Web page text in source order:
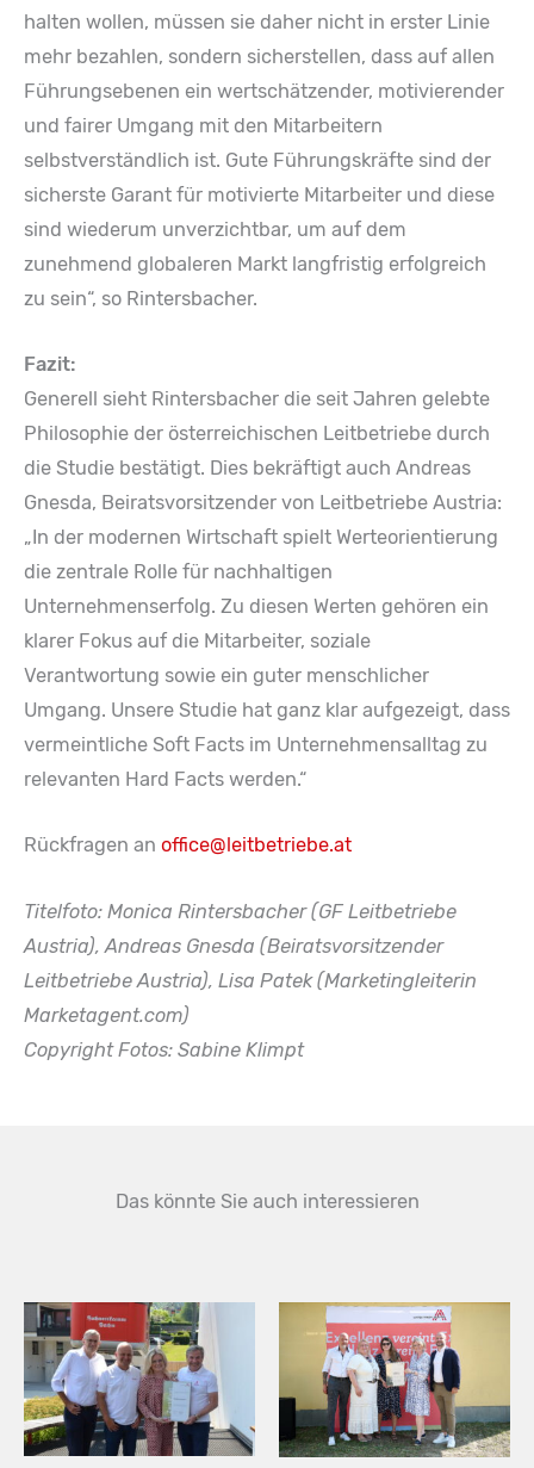
halten wollen, müssen sie daher nicht in erster Linie
mehr bezahlen, sondern sicherstellen, dass auf allen
Führungsebenen ein wertschätzender, motivierender
und fairer Umgang mit den Mitarbeitern
selbstverständlich ist. Gute Führungskräfte sind der
sicherste Garant für motivierte Mitarbeiter und diese
sind wiederum unverzichtbar, um auf dem
zunehmend globaleren Markt langfristig erfolgreich
zu sein“, so Rintersbacher.
Fazit:
Generell sieht Rintersbacher die seit Jahren gelebte
Philosophie der österreichischen Leitbetriebe durch
die Studie bestätigt. Dies bekräftigt auch Andreas
Gnesda, Beiratsvorsitzender von Leitbetriebe Austria:
„In der modernen Wirtschaft spielt Werteorientierung
die zentrale Rolle für nachhaltigen
Unternehmenserfolg. Zu diesen Werten gehören ein
klarer Fokus auf die Mitarbeiter, soziale
Verantwortung sowie ein guter menschlicher
Umgang. Unsere Studie hat ganz klar aufgezeigt, dass
vermeintliche Soft Facts im Unternehmensalltag zu
relevanten Hard Facts werden.“
Rückfragen an office@leitbetriebe.at
Titelfoto: Monica Rintersbacher (GF Leitbetriebe
Austria), Andreas Gnesda (Beiratsvorsitzender
Leitbetriebe Austria), Lisa Patek (Marketingleiterin
Marketagent.com)
Copyright Fotos: Sabine Klimpt
Das könnte Sie auch interessieren